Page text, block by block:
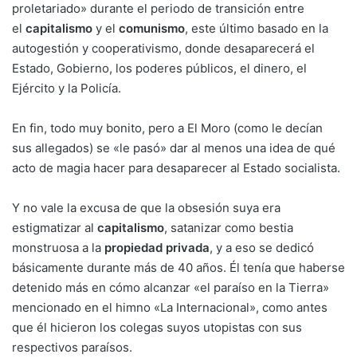
proletariado» durante el periodo de transición entre
el capitalismo y el comunismo, este último basado en la
autogestión y cooperativismo, donde desaparecerá el
Estado, Gobierno, los poderes públicos, el dinero, el
Ejército y la Policía.
En fin, todo muy bonito, pero a El Moro (como le decían
sus allegados) se «le pasó» dar al menos una idea de qué
acto de magia hacer para desaparecer al Estado socialista.
Y no vale la excusa de que la obsesión suya era
estigmatizar al capitalismo, satanizar como bestia
monstruosa a la propiedad privada, y a eso se dedicó
básicamente durante más de 40 años. Él tenía que haberse
detenido más en cómo alcanzar «el paraíso en la Tierra»
mencionado en el himno «La Internacional», como antes
que él hicieron los colegas suyos utopistas con sus
respectivos paraísos.